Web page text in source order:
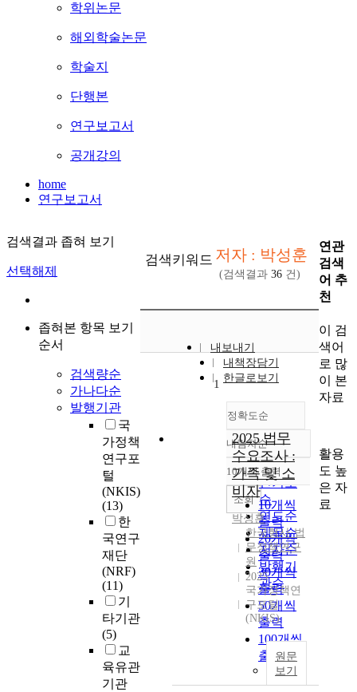
학위논문
해외학술논문
학술지
단행본
연구보고서
공개강의
home
연구보고서
검색결과 좁혀 보기
선택해제
좁혀본 항목 보기
순서
검색량순
가나다순
발행기관
국
가정책
연구포
털
(NKIS)
(13)
한
국연구
재단
(NRF)
(11)
기
타기관
(5)
교
육유관
기관
검색키워드 저자 : 박성훈
(검색결과 36 건)
내보내기
내책장담기
한글로보기
정확도순
정확도
순
인기도
순
연도순
제목순
저자순
발행기
관순
내림차순
내림차순
10개씩 출력
10개씩
출력
20개씩
출력
30개씩
출력
50개씩
출력
100개씩
출력
조회
1
2025 법무
수요조사 :
가족 및 소
비자
박성훈
한국형사·법
무정책연구
원
2025
국가정책연
구포털
(NKIS)
원문
보기
연관
검색
어 추
천
이 검
색어
로 많
이 본
자료
활용
도 높
은 자
료